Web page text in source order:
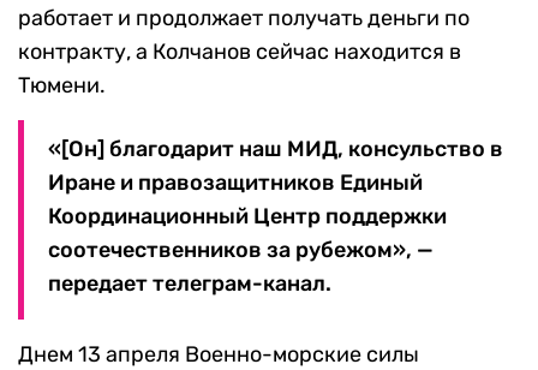
работает и продолжает получать деньги по
контракту, а Колчанов сейчас находится в
Тюмени.
«[Он] благодарит наш МИД, консульство в
Иране и правозащитников Единый
Координационный Центр поддержки
соотечественников за рубежом», —
передает телеграм-канал.
Днем 13 апреля Военно-морские силы